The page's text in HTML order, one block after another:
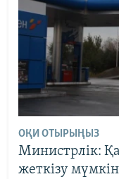
ОҚИ ОТЫРЫҢЫЗ
Министрлік:
жеткізу